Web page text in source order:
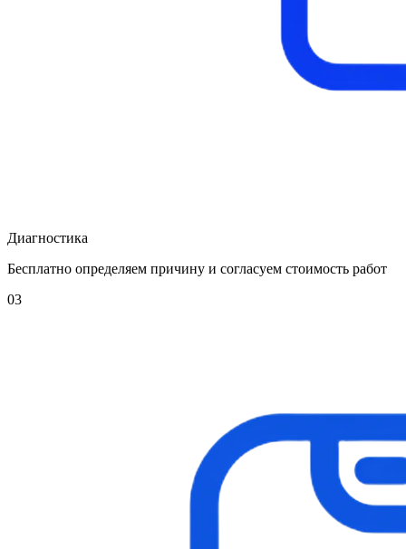
Диагностика
Бесплатно определяем причину и согласуем стоимость работ
03